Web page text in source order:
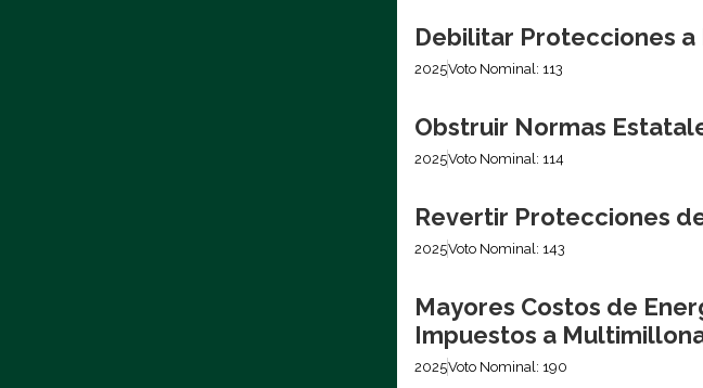
Debilitar Protecciones a
2025Voto Nominal: 113
Obstruir Normas
2025Voto Nominal: 114
Revertir Protecciones
2025Voto Nominal: 143
Mayores Costos de
Impuestos a
2025Voto Nominal: 190